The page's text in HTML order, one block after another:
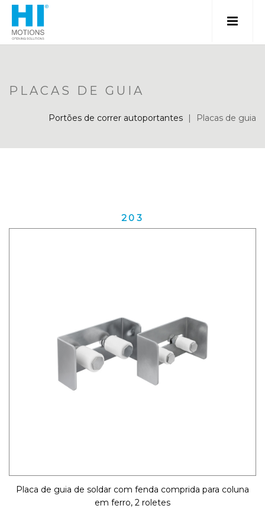
PLACAS DE GUIA
Portões de correr autoportantes | Placas de guia
203
Placa de guia de soldar com fenda comprida para coluna
em ferro, 2 roletes